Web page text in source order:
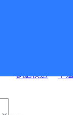
韵达快运
中